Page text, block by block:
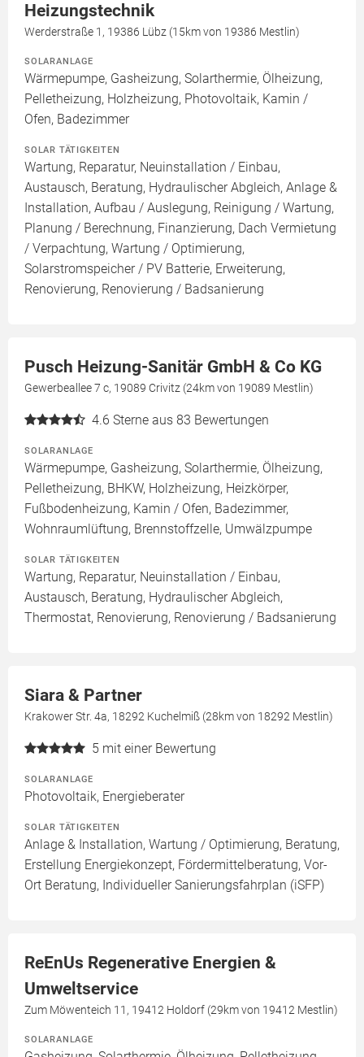
Heizungstechnik
Werderstraße 1, 19386 Lübz (15km von 19386 Mestlin)
SOLARANLAGE
Wärmepumpe, Gasheizung, Solarthermie, Ölheizung,
Pelletheizung, Holzheizung, Photovoltaik, Kamin /
Ofen, Badezimmer
SOLAR TÄTIGKEITEN
Wartung, Reparatur, Neuinstallation / Einbau,
Austausch, Beratung, Hydraulischer Abgleich, Anlage &
Installation, Aufbau / Auslegung, Reinigung / Wartung,
Planung / Berechnung, Finanzierung, Dach Vermietung
/ Verpachtung, Wartung / Optimierung,
Solarstromspeicher / PV Batterie, Erweiterung,
Renovierung, Renovierung / Badsanierung
Pusch Heizung-Sanitär GmbH & Co KG
Gewerbeallee 7 c, 19089 Crivitz (24km von 19089 Mestlin)
4.6 Sterne aus 83 Bewertungen
SOLARANLAGE
Wärmepumpe, Gasheizung, Solarthermie, Ölheizung,
Pelletheizung, BHKW, Holzheizung, Heizkörper,
Fußbodenheizung, Kamin / Ofen, Badezimmer,
Wohnraumlüftung, Brennstoffzelle, Umwälzpumpe
SOLAR TÄTIGKEITEN
Wartung, Reparatur, Neuinstallation / Einbau,
Austausch, Beratung, Hydraulischer Abgleich,
Thermostat, Renovierung, Renovierung / Badsanierung
Siara & Partner
Krakower Str. 4a, 18292 Kuchelmiß (28km von 18292 Mestlin)
5 mit einer Bewertung
SOLARANLAGE
Photovoltaik, Energieberater
SOLAR TÄTIGKEITEN
Anlage & Installation, Wartung / Optimierung, Beratung,
Erstellung Energiekonzept, Fördermittelberatung, Vor-
Ort Beratung, Individueller Sanierungsfahrplan (iSFP)
ReEnUs Regenerative Energien &
Umweltservice
Zum Möwenteich 11, 19412 Holdorf (29km von 19412 Mestlin)
SOLARANLAGE